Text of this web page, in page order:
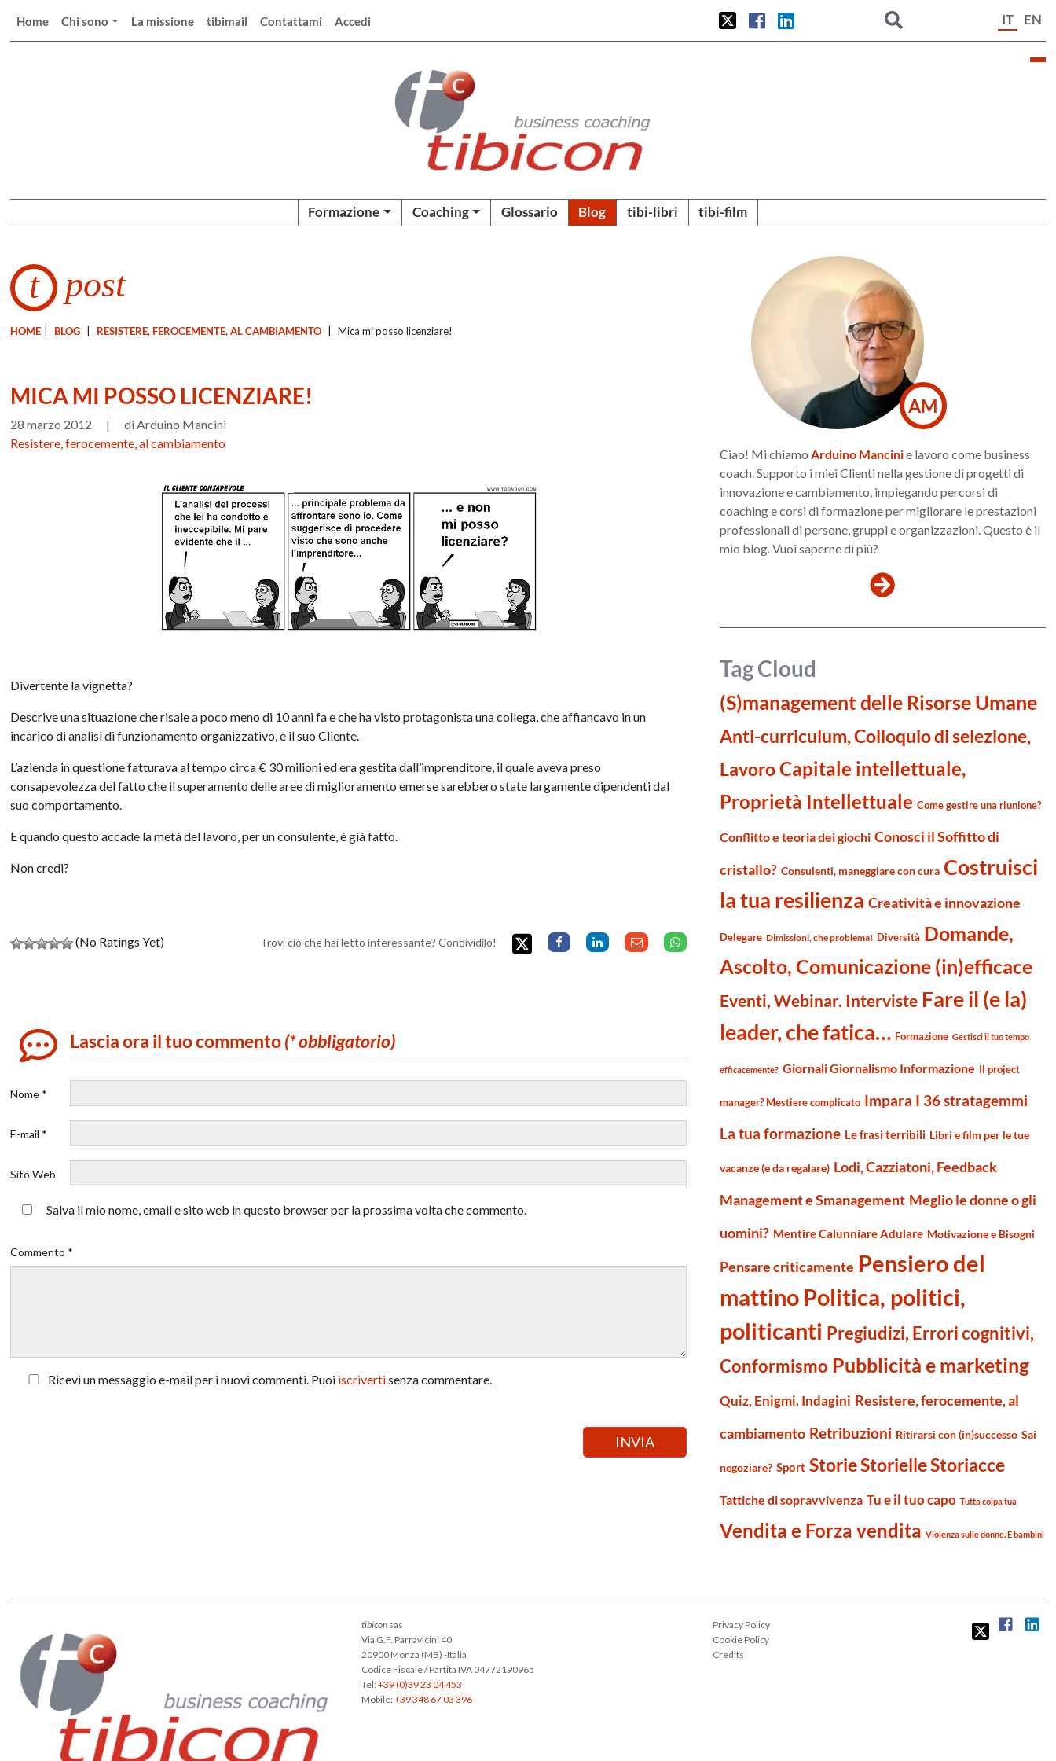
Home Chi sono La missione tibimail Contattami Accedi IT EN
Formazione Coaching Glossario Blog tibi-libri tibi-film
t post
HOME BLOG RESISTERE, FEROCEMENTE, AL CAMBIAMENTO Mica mi posso licenziare!
MICA MI POSSO LICENZIARE!
28 marzo 2012 |
di Arduino Mancini
Resistere, ferocemente, al cambiamento
Divertente la vignetta?
Descrive una situazione che risale a poco meno di 10 anni fa e che ha visto protagonista una collega, che affiancavo in un
incarico di analisi di funzionamento organizzativo, e il suo Cliente.
L’azienda in questione fatturava al tempo circa € 30 milioni ed era gestita dall’imprenditore, il quale aveva preso
consapevolezza del fatto che il superamento delle aree di miglioramento emerse sarebbero state largamente dipendenti dal
suo comportamento.
E quando questo accade la metà del lavoro, per un consulente, è già fatto.
Non credi?
(No Ratings Yet) Trovi ciò che hai letto interessante? Condividilo!
Lascia ora il tuo commento(* obbligatorio)
Nome *
E-mail *
Sito Web
Salva il mio nome, email e sito web in questo browser per la prossima volta che commento.
Commento *
Ricevi un messaggio e-mail per i nuovi commenti. Puoi iscrivertisenza commentare.
AM
Ciao! Mi chiamo Arduino Mancinie lavoro come business
coach. Supporto i miei Clienti nella gestione di progetti di
innovazione e cambiamento, impiegando percorsi di
coaching e corsi di formazione per migliorare le prestazioni
professionali di persone, gruppi e organizzazioni. Questo è il
mio blog. Vuoi saperne di più?
Tag Cloud
(S)management delle Risorse Umane
Anti-curriculum, Colloquio di selezione,
LavoroCapitale intellettuale,
Proprietà Intellettuale Come gestire una riunione?
Conflitto e teoria dei giochi Conosci il Soffitto di
cristallo? Consulenti, maneggiare con cura Costruisci
la tua resilienza Creatività e innovazione
Delegare Dimissioni, che problema! Diversità Domande,
Ascolto, Comunicazione (in)efficace
Eventi, Webinar. Interviste Fare il (e la)
leader, che fatica… Formazione Gestisci il tuo tempo
efficacemente? Giornali Giornalismo Informazione Il project
manager? Mestiere complicato Impara I 36 stratagemmi
La tua formazione Le frasi terribili Libri e film per le tue
vacanze (e da regalare) Lodi, Cazziatoni, Feedback
Management e Smanagement Meglio le donne o gli
uomini? Mentire Calunniare Adulare Motivazione e Bisogni
Pensare criticamente Pensiero del
mattino Politica, politici,
politicanti Pregiudizi, Errori cognitivi,
Conformismo Pubblicità e marketing
Quiz, Enigmi. Indagini Resistere, ferocemente, al
cambiamento Retribuzioni Ritirarsi con (in)successo Sai
negoziare? Sport Storie Storielle Storiacce
Tattiche di sopravvivenza Tu e il tuo capo Tutta colpa tua
Vendita e Forza vendita Violenza sulle donne. E bambini
tibiconsas
Via G.F. Parravicini 40
20900 Monza (MB) -Italia
Codice Fiscale / Partita IVA 04772190965
Tel:+39 (0)39 23 04 453
Mobile:+39 348 67 03 396
Privacy Policy
Cookie Policy
Credits